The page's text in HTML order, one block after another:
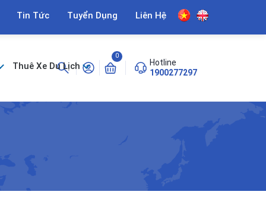
Tin Tức Tuyển Dụng Liên Hệ
Thuê Xe Du Lịch
0
Hotline
1900277297